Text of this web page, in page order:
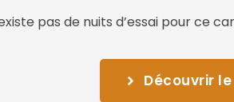
pas de nuits d’essai pour ce
Découvrir le